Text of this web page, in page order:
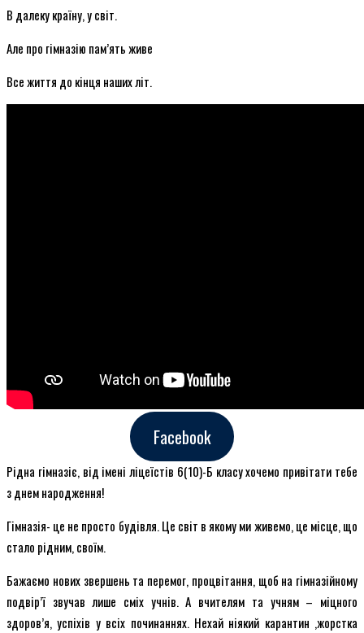
В далеку країну, у світ.
Але про гімназію пам’ять живе
Все життя до кінця наших літ.
Facebook
Рідна гімназіє, від імені ліцеїстів 6(10)-Б класу хочемо привітати тебе
з днем народження!
Гімназія- це не просто будівля. Це світ в якому ми живемо, це місце, що
стало рідним, своїм.
Бажаємо нових звершень та перемог, процвітання, щоб на гімназійному
подвір’ї звучав лише сміх учнів. А вчителям та учням – міцного
здоров’я, успіхів у всіх починаннях. Нехай ніякий карантин ,жорстка